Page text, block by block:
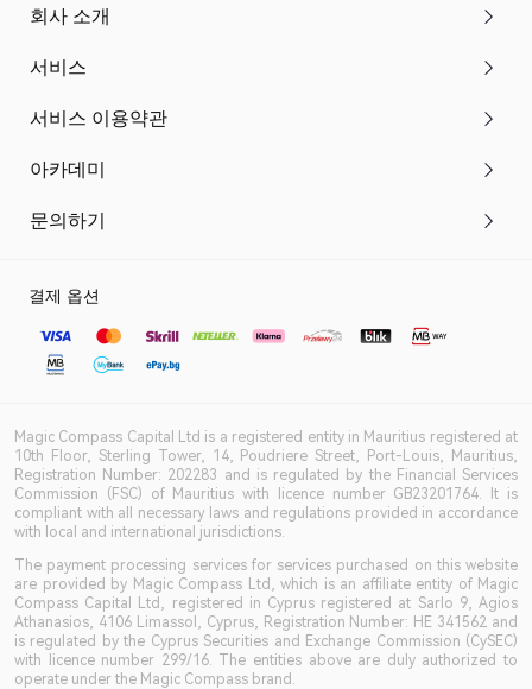
회사 소개
서비스
서비스 이용약관
아카데미
문의하기
결제 옵션
Magic Compass Capital Ltd is a registered entity in Mauritius registered at
10th Floor, Sterling Tower, 14, Poudriere Street, Port-Louis, Mauritius,
Registration Number: 202283 and is regulated by the Financial Services
Commission (FSC) of Mauritius with licence number GB23201764. It is
compliant with all necessary laws and regulations provided in accordance
with local and international jurisdictions.
The payment processing services for services purchased on this website
are provided by Magic Compass Ltd, which is an affiliate entity of Magic
Compass Capital Ltd, registered in Cyprus registered at Sarlo 9, Agios
Athanasios, 4106 Limassol, Cyprus, Registration Number: HE 341562 and
is regulated by the Cyprus Securities and Exchange Commission (CySEC)
with licence number 299/16. The entities above are duly authorized to
operate under the Magic Compass brand.